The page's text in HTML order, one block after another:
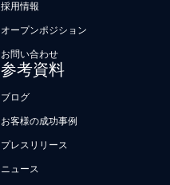
採用情報
オープンポジション
お問い合わせ
参考資料
ブログ
お客様の成功事例
プレスリリース
ニュース